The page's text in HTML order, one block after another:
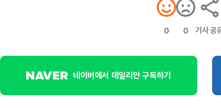
0 0 기사 공
네이버에서 데일리안 구독하기